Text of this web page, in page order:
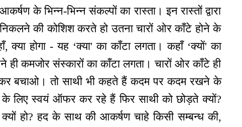
के भिन्न-भिन्न संकल्पों का रास्ता। इन रास्तों द्वारा
की कोशिश करते हो उतना चारों ओर काँटे होने के
होगा - यह ‘क्या' का काँटा लगता। कहाँ ‘क्यों' का
कमजोर संस्कारों का काँटा लगता। चारों ओर काँटे ही
बचाओ। तो साथी भी कहते हैं कदम पर कदम रखने के
लिए स्वयं ऑफर कर रहे हैं फिर साथी को छोड़ते क्यों?
हो? हद के साथ की आकर्षण चाहे किसी सम्बन्ध की,